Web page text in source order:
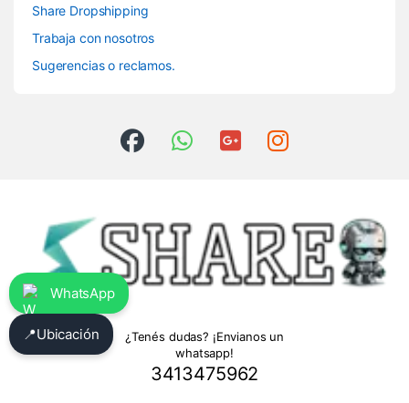
Share Dropshipping
Trabaja con nosotros
Sugerencias o reclamos.
¿Tenés dudas? ¡Envianos un
whatsapp!
3413475962
WhatsApp
📍Ubicación